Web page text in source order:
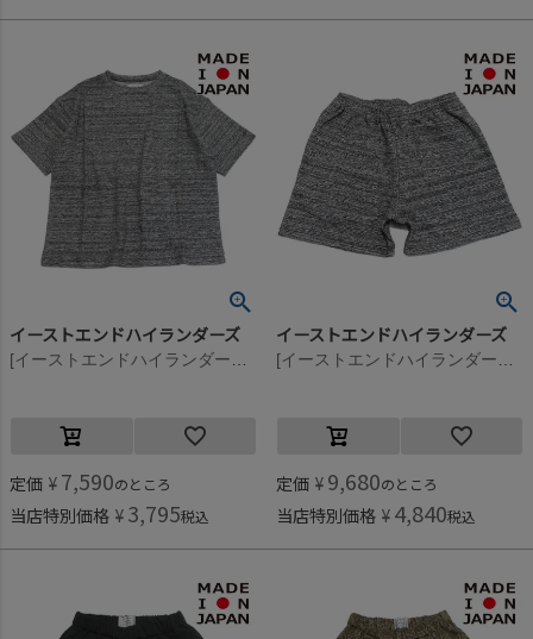
イーストエンドハイランダーズ
定価 ¥ 7,590のところ
当店特別価格 ¥ 3,795税込
イーストエンドハイランダーズ
定価 ¥ 9,680のところ
当店特別価格 ¥ 4,840税込